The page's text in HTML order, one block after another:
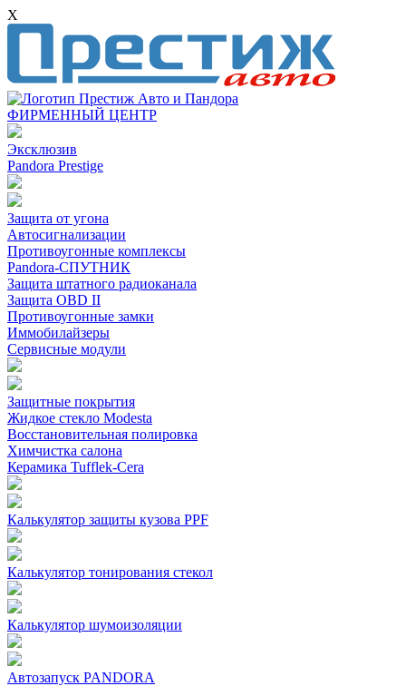
X
ФИРМЕННЫЙ ЦЕНТР
Эксклюзив
Pandora Prestige
Защита от угона
Автосигнализации
Противоугонные комплексы
Pandora-СПУТНИК
Защита штатного радиоканала
Защита OBD II
Противоугонные замки
Иммобилайзеры
Сервисные модули
Защитные покрытия
Жидкое стекло Modesta
Восстановительная полировка
Химчистка салона
Керамика Tufflek-Cera
Калькулятор защиты кузова PPF
Калькулятор тонирования стекол
Калькулятор шумоизоляции
Автозапуск PANDORA